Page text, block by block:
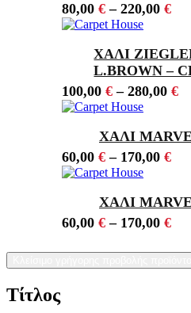
80,00 €– 220,00 €
ΧΑΛΙ
L.BROWN –
100,00 €– 280,00 €
ΧΑΛΙ
60,00 €– 170,00 €
ΧΑΛΙ
60,00 €– 170,00 €
Τίτλος